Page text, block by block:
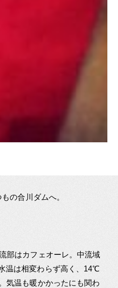
の合川ダムへ。
部はカフェオーレ。中流域
温は相変わらず高く、14℃
気温も暖かかったにも関わ